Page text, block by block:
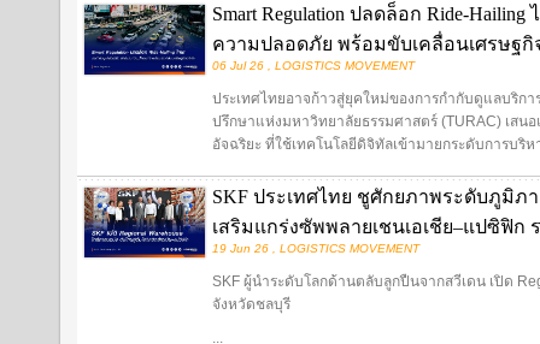
Smart Regulation ปลดล็อก Ride-
ความปลอดภัย พร้อมขับเคลื่อนเศรษฐกิ
06 Jul 26 , LOGISTICS MOVEMENT
ประเทศไทยอาจก้าวสู่ยุคใหม่ของการกำกับดูแลบริก
ปรึกษาแห่งมหาวิทยาลัยธรรมศาสตร์ (TURAC) เสน
อัจฉริยะ ที่ใช้เทคโนโลยีดิจิทัลเข้ามายกระดับการบริห
SKF ประเทศไทย ชูศักยภาพระดับภูมิภา
เสริมแกร่งซัพพลายเชนเอเชีย–แปซิฟิก
19 Jun 26 , LOGISTICS MOVEMENT
SKF ผู้นำระดับโลกด้านตลับลูกปืนจากสวีเดน เปิด
จังหวัดชลบุรี
...